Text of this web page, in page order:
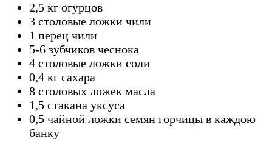
2,5 кг огурцов
3 столовые ложки чили
1 перец чили
5-6 зубчиков чеснока
4 столовые ложки соли
0,4 кг сахара
8 столовых ложек масла
1,5 стакана уксуса
0,5 чайной ложки семян горчицы в каждою
банку